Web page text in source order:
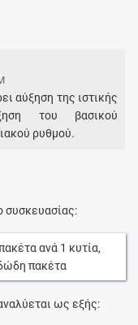
αύξηση της ιστικής
του βασικού
ρυθμού.
συσκευασίας:
ανά 1 κυτία,
πακέτα
ως εξής: